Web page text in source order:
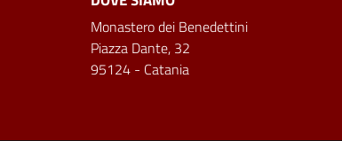
Monastero dei Benedettini
Piazza Dante, 32
95124 - Catania